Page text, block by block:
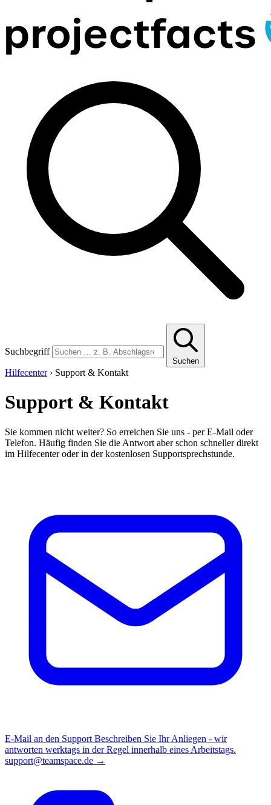
Suchbegriff
Suchen
Hilfecenter› Support & Kontakt
Support & Kontakt
Sie kommen nicht weiter? So erreichen Sie uns - per E-Mail oder
Telefon. Häufig finden Sie die Antwort aber schon schneller direkt
im Hilfecenter oder in der kostenlosen Supportsprechstunde.
E-Mail an den Support Beschreiben Sie Ihr Anliegen - wir
antworten werktags in der Regel innerhalb eines Arbeitstags.
support@teamspace.de →